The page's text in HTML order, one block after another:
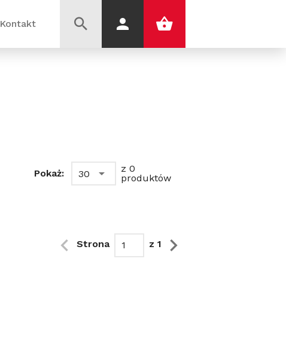
Kontakt
Pokaż: 30
z 0
produktów
Strona z 1